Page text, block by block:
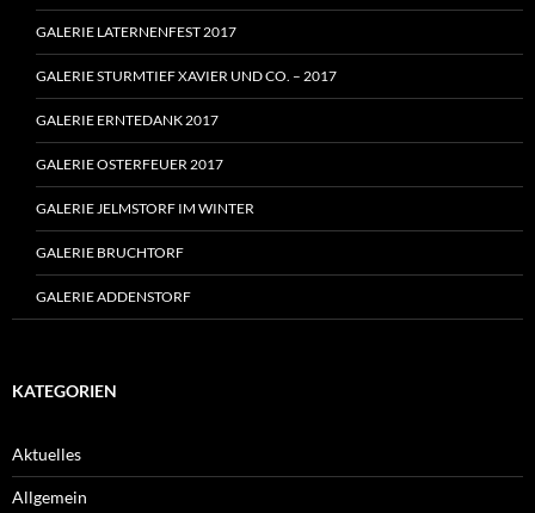
GALERIE LATERNENFEST 2017
GALERIE STURMTIEF XAVIER UND CO. – 2017
GALERIE ERNTEDANK 2017
GALERIE OSTERFEUER 2017
GALERIE JELMSTORF IM WINTER
GALERIE BRUCHTORF
GALERIE ADDENSTORF
KATEGORIEN
Aktuelles
Allgemein